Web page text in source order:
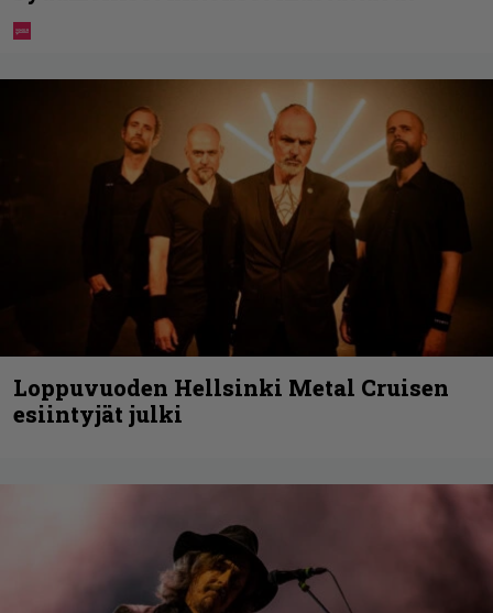
Loppuvuoden Hellsinki Metal Cruisen
esiintyjät julki